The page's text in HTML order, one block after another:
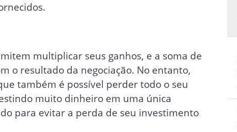
multiplicar seus ganhos, e a soma de
o resultado da negociação. No entanto,
também é possível perder todo o seu
muito dinheiro em uma única
para evitar a perda de seu investimento